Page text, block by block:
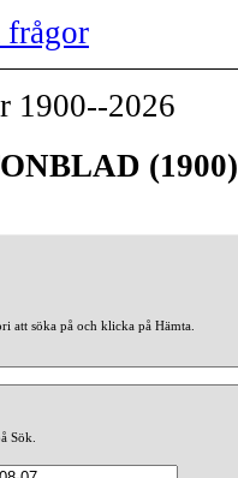
frågor
1900--2026
(1900)
att söka på och klicka på Hämta.
Sök.